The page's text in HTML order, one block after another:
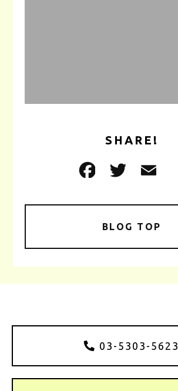
SHARE!
BLOG TOP
03-5303-5623